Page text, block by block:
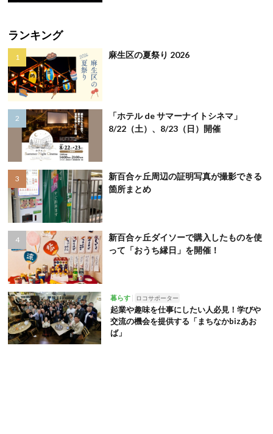
ランキング
麻生区の夏祭り 2026
「ホテル de サマーナイトシネマ」
8/22（土）、8/23（日）開催
新百合ヶ丘周辺の証明写真が撮影できる
箇所まとめ
新百合ヶ丘ダイソーで購入したものを使
って「おうち縁日」を開催！
暮らす ロコサポーター
起業や趣味を仕事にしたい人必見！学びや
交流の機会を提供する「まちなかbizあお
ば」